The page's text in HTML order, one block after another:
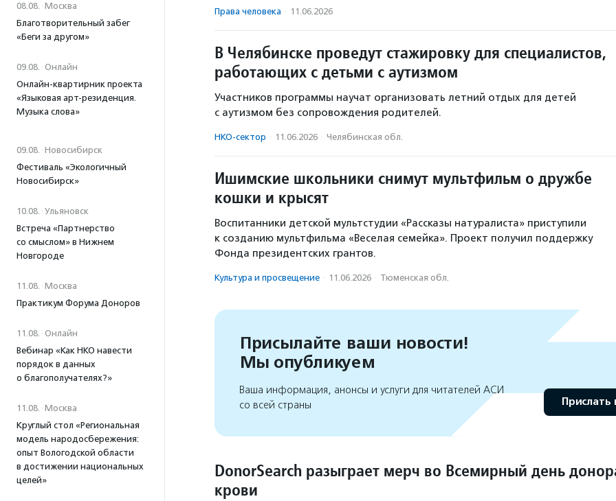
08.08. · Москва
Благотворительный забег
«Беги за другом»
09.08. · Онлайн
Онлайн-квартирник проекта
«Языковая арт-резиденция.
Музыка слова»
09.08. · Новосибирск
Фестиваль «Экологичный
Новосибирск»
10.08. · Ульяновск
Встреча «Партнерство
со смыслом» в Нижнем
Новгороде
11.08. · Москва
Практикум Форума Доноров
11.08. · Онлайн
Вебинар «Как НКО навести
порядок в данных
о благополучателях?»
11.08. · Москва
Круглый стол «Региональная
модель народосбережения:
опыт Вологодской области
в достижении национальных
целей»
Права человека · 11.06.2026
В Челябинске проведут стажировку для специалистов,
работающих с детьми с аутизмом
Участников программы научат организовать летний отдых для детей
с аутизмом без сопровождения родителей.
НКО-сектор · 11.06.2026 · Челябинская обл.
Ишимские школьники снимут мультфильм о дружбе
кошки и крысят
Воспитанники детской мультстудии «Рассказы натуралиста» приступили
к созданию мультфильма «Веселая семейка». Проект получил поддержку
Фонда президентских грантов.
Культура и просвещение · 11.06.2026 · Тюменская обл.
Присылайте ваши новости!
Мы опубликуем
Ваша информация, анонсы и услуги для читателей АСИ
со всей страны
Прислать
DonorSearch разыграет мерч во Всемирный день
крови